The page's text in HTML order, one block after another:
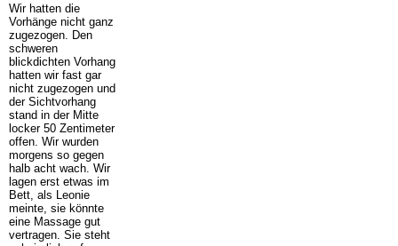
Wir hatten die
Vorhänge nicht ganz
zugezogen. Den
schweren
blickdichten Vorhang
hatten wir fast gar
nicht zugezogen und
der Sichtvorhang
stand in der Mitte
locker 50 Zentimeter
offen. Wir wurden
morgens so gegen
halb acht wach. Wir
lagen erst etwas im
Bett, als Leonie
meinte, sie könnte
eine Massage gut
vertragen. Sie steht